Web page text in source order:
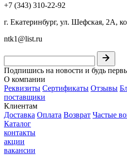
+7 (343) 310-22-92
г. Екатеринбург, ул. Шефская, 2А,
ntk1@list.ru
Подпишись на новости и будь
О компании
Реквизиты Сертификаты Отзывы
поставщики
Клиентам
Доставка Оплата Возврат Частые
Каталог
контакты
акции
вакансии